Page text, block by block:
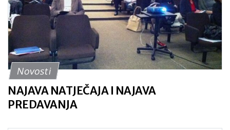
Novosti
NAJAVA NATJEČAJA I NAJAVA
PREDAVANJA